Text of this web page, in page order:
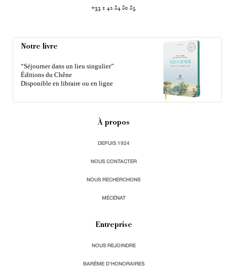
+33 1 42 84 80 85
Notre livre
“Séjourner dans un lieu singulier”
Éditions du Chêne
Disponible en libraire ou en ligne
À propos
DEPUIS 1924
NOUS CONTACTER
NOUS RECHERCHONS
MÉCÉNAT
Entreprise
NOUS REJOINDRE
BARÈME D'HONORAIRES